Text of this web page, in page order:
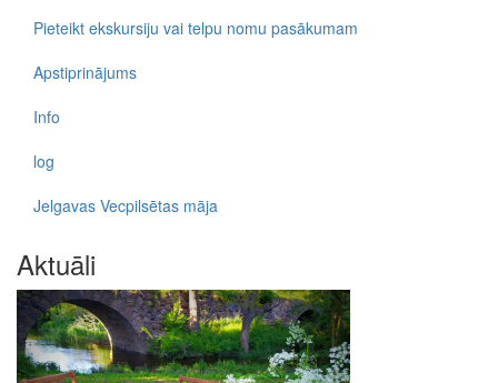
Pieteikt ekskursiju vai telpu nomu pasākumam
Apstiprinājums
Info
log
Jelgavas Vecpilsētas māja
Aktuāli